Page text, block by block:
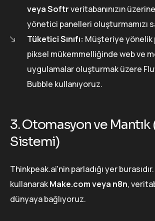
veya Softrveritabanınızın
yönetici panelleri oluşturmamızı
Tüketici Sınıfı: Müşteriye yönelik
piksel mükemmelliğinde web ve
uygulamalar oluşturmak üzere
Bubble kullanıyoruz.
3. Otomasyon ve Mantık
Sistemi)
Thinkpeak.ai'nin parladığı yer
kullanarakMake.com veya n8n,
dünyaya bağlıyoruz.